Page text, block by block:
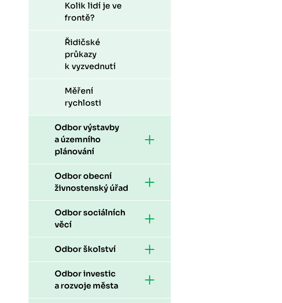
Kolik lidí je ve
frontě?
Řidičské
průkazy
k vyzvednutí
Měření
rychlosti
Odbor výstavby
a územního
plánování
Odbor obecní
živnostenský úřad
Odbor sociálních
věcí
Odbor školství
Odbor investic
a rozvoje města